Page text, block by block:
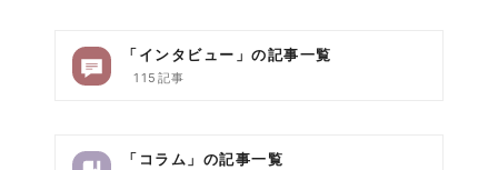
「インタビュー」の記事一覧
115記事
「コラム」の記事一覧